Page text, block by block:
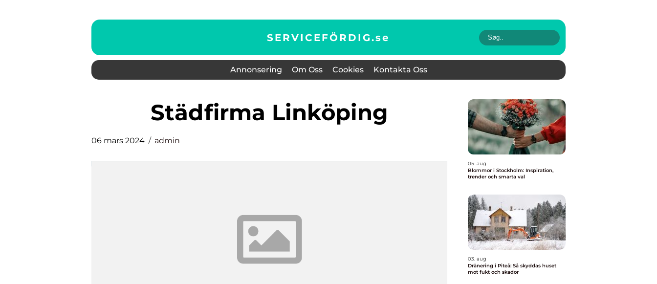
SERVICEFÖRDIG.se
Annonsering Om Oss Cookies Kontakta Oss
städfirma Linköping
06 mars 2024 admin
05. aug
Blommor i Stockholm: Inspiration,
trender och smarta val
03. aug
Dränering i Piteå: Så skyddas huset
mot fukt och skador